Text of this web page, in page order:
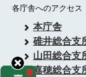
各庁舎へのアクセス
本庁舎
碓井総合支
山田総合支
嘉穂総合支